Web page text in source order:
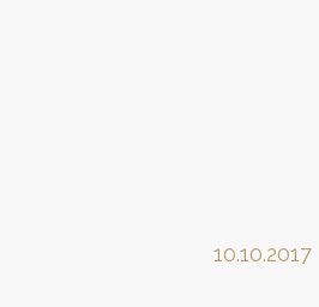
10.10.2017